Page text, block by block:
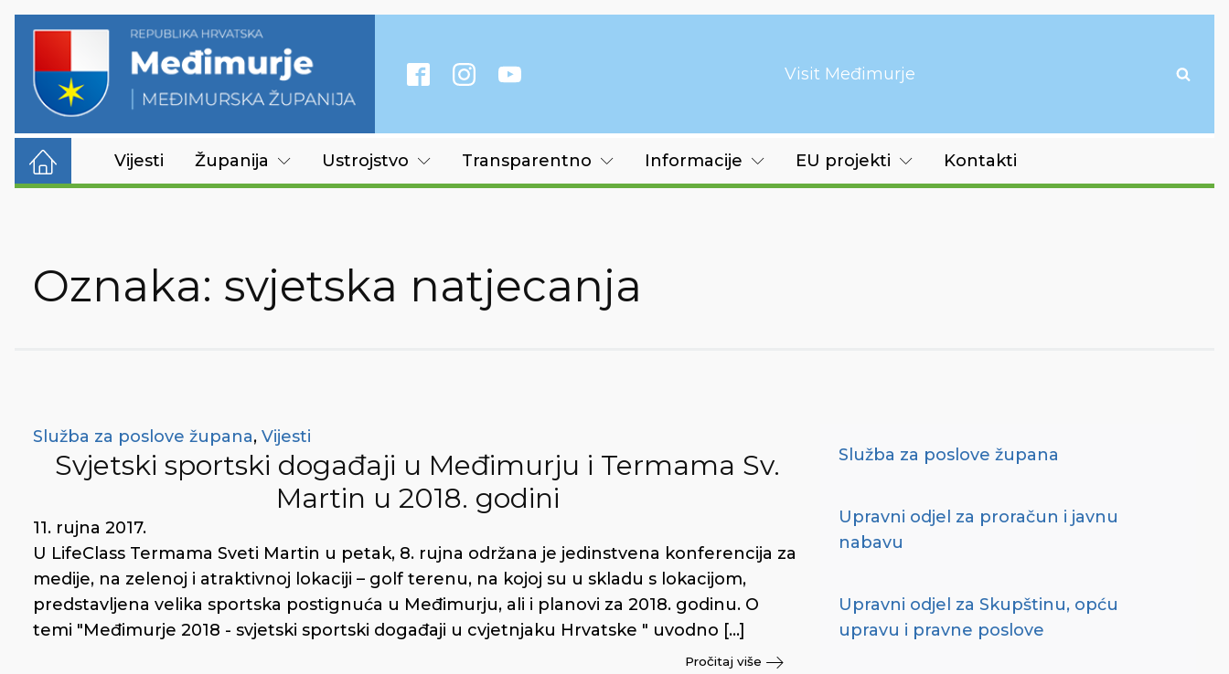
Visit Međimurje
Vijesti Županija Ustrojstvo Transparentno Informacije EU projekti Kontakti
Oznaka: svjetska natjecanja
Služba za poslove župana, Vijesti
Svjetski sportski događaji u Međimurju i Termama Sv.
Martin u 2018. godini
11. rujna 2017.
U LifeClass Termama Sveti Martin u petak, 8. rujna održana je jedinstvena konferencija za
medije, na zelenoj i atraktivnoj lokaciji – golf terenu, na kojoj su u skladu s lokacijom,
predstavljena velika sportska postignuća u Međimurju, ali i planovi za 2018. godinu. O
temi "Međimurje 2018 - svjetski sportski događaji u cvjetnjaku Hrvatske " uvodno […]
Pročitaj više
Služba za poslove župana
Upravni odjel za proračun i javnu
nabavu
Upravni odjel za Skupštinu, opću
upravu i pravne poslove